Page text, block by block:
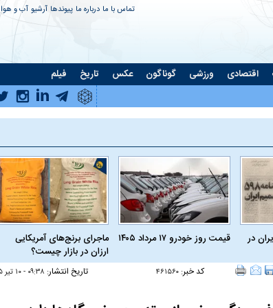
تماس با ما درباره ما پیوندها آرشیو آب و هوا
اقتصادی ورزشی گوناگون عکس تاریخ فیلم
در
قیمت روز خودرو ۱۷ مرداد ۱۴۰۵
ماجرای برنج‌های آمریکایی
ارزان در بازار چیست؟
کد خبر: ۴۶۱۵۶۰ تاریخ انتشار: ۰۹:۳۸ - ۱۰ تير ۱۴۰۵